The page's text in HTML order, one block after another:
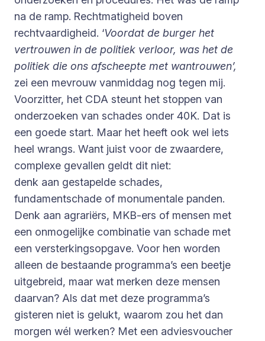
na de ramp. Rechtmatigheid boven
rechtvaardigheid. ‘Voordat de burger het
vertrouwen in de politiek verloor, was het de
politiek die ons afscheepte met wantrouwen’,
zei een mevrouw vanmiddag nog tegen mij.
Voorzitter, het CDA steunt het stoppen van
onderzoeken van schades onder 40K. Dat is
een goede start. Maar het heeft ook wel iets
heel wrangs. Want juist voor de zwaardere,
complexe gevallen geldt dit niet:
denk aan gestapelde schades,
fundamentschade of monumentale panden.
Denk aan agrariërs, MKB-ers of mensen met
een onmogelijke combinatie van schade met
een versterkingsopgave. Voor hen worden
alleen de bestaande programma’s een beetje
uitgebreid, maar wat merken deze mensen
daarvan? Als dat met deze programma’s
gisteren niet is gelukt, waarom zou het dan
morgen wél werken? Met een adviesvoucher